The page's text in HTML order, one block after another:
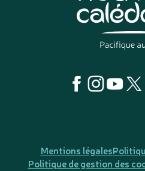
Mentions légales
Politique de gestion des